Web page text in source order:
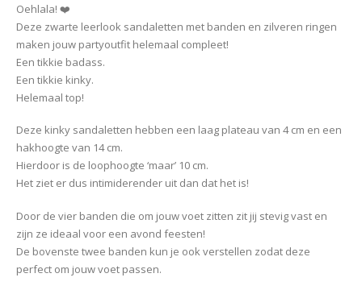
Oehlala! ❤️
Deze zwarte leerlook sandaletten met banden en zilveren ringen
maken jouw partyoutfit helemaal compleet!
Een tikkie badass.
Een tikkie kinky.
Helemaal top!
Deze kinky sandaletten hebben een laag plateau van 4 cm en een
hakhoogte van 14 cm.
Hierdoor is de loophoogte ‘maar’ 10 cm.
Het ziet er dus intimiderender uit dan dat het is!
Door de vier banden die om jouw voet zitten zit jij stevig vast en
zijn ze ideaal voor een avond feesten!
De bovenste twee banden kun je ook verstellen zodat deze
perfect om jouw voet passen.